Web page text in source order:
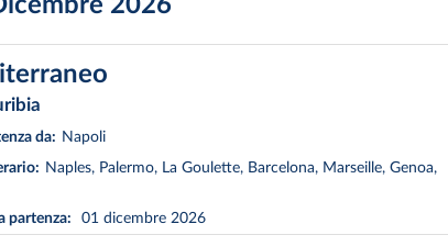
da: Napoli
Naples, Palermo, La Goulette, Barcelona, Marseille, Genoa,
partenza:
01 dicembre 2026